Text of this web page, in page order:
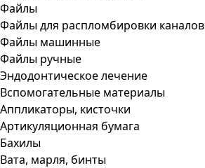
Файлы
Файлы для распломбировки каналов
Файлы машинные
Файлы ручные
Эндодонтическое лечение
Вспомогательные материалы
Аппликаторы, кисточки
Артикуляционная бумага
Бахилы
Вата, марля, бинты